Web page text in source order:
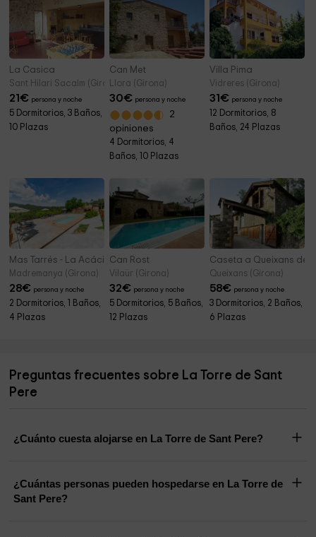
La Casica
Sant Hilari Sacalm (Girona)
21€ persona y noche
5 Dormitorios, 3 Baños,
10 Plazas
Can Met
Llora (Girona)
30€ persona y noche
2
opiniones
4 Dormitorios, 4
Baños, 10 Plazas
Villa Pima
Vidreres (Girona)
31€ persona y noche
12 Dormitorios, 8
Baños, 24 Plazas
Mas Tarrés - La Acácia
Madremanya (Girona)
28€ persona y noche
2 Dormitorios, 1 Baños,
4 Plazas
Can Rost
Vilaür (Girona)
32€ persona y noche
5 Dormitorios, 5 Baños,
12 Plazas
Caseta a Queixans de
Queixans (Girona)
58€ persona y noche
3 Dormitorios, 2 Baños,
6 Plazas
Preguntas frecuentes sobre La Torre de Sant
Pere
¿Cuánto cuesta alojarse en La Torre de Sant Pere?
¿Cuántas personas pueden hospedarse en La Torre de
Sant Pere?